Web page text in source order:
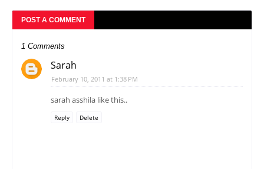
POST A COMMENT
1 Comments
Sarah
February 10, 2011 at 1:38 PM
sarah asshila like this..
Reply Delete